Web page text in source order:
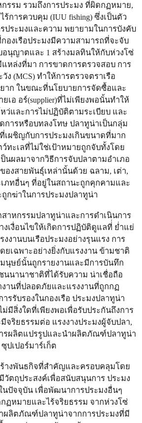
รรม รวมถึงการประมง ที่ผิดกฏหมาย,
การควบคุม (IUU fishing) ซึ่งเป็นตัว
ประมงและความ พยายามในการบังคับ
งเรือประมงมีความสามารถที่จะจับ
อนุญาตและ 1 สร้างมลทินให้กับห่วงโซ่
หล่งที่มา การขาดการตรวจสอบ การ
ง (MCS) ทําให้การตรวจตราเรือ
ยาก ในขณะที่นโยบายการจัดซื้อและ
อ อร์(supplier)ที่ไม่เพียงพอนั้นทําให้
ว่และการไม่ปฏิบัติตามระเบียบ และ
การหรือบทลงโทษ ปลาทูน่าเป็นกลุ่ม
เผชิญกับการประมงเกินขนาดที่มาก
ทะเลที่ไม่ใช่เป้าหมายถูกจับทั้งโดย
นผลมาจากวิธีการจับปลาตามอําเภอ
องสายพันธุ์เหล่านั้นด้วย ฉลาม, เต่า,
ภทอื่นๆ ที่อยู่ในสถานะถูกคุกคามและ
กฆ่าในการประมงปลาทูน่า
าหกรรมปลาทูน่าและการดําเนินการ
งเงื่อนไขให้เกิดการปฏิบัติดูแลที่่ ยํ่าแย่
งานบนเรือประมงอย่างรุนแรง การ
ยเฉพาะอย่างยิ่งกับแรงงาน ข้ามชาติ
นุษย์นั้นถูกรายงานและมีการบันทึก
นนานาชาติที่ได้รับความ น่าเชื่อถือ
านที่ปลอดภัยและแรงงานที่ถูกกฏ
รรับรองในกองเรือ ประมงปลาทูน่า
มีสิ่งใดที่เพียงพอเพื่อรับประกันถึงการ
จริยธรรมต่อ แรงงางประมงผู้จับปลา,
รผลิตแปรรูปและนําผลิตภัณฑ์ปลาทูน่า
ปเปอร์มาร์เก็ต
างพันธกิจที่สําคัญและครอบคลุมโดย
วัตถุประสงค์เพื่อสนับสนุนการ ประมง
ปัจจุบัน เพื่อพัฒนาการประมงอื่นๆ
ฏหมายและไร้จริยธรรม จากห่วงโซ่
ผลิตภัณฑ์ปลาทูน่าจากการประมงที่มี